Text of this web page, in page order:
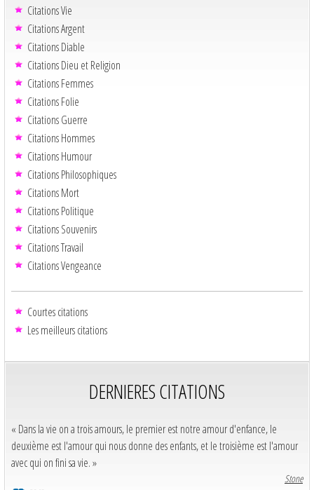
Citations Vie
Citations Argent
Citations Diable
Citations Dieu et Religion
Citations Femmes
Citations Folie
Citations Guerre
Citations Hommes
Citations Humour
Citations Philosophiques
Citations Mort
Citations Politique
Citations Souvenirs
Citations Travail
Citations Vengeance
Courtes citations
Les meilleurs citations
DERNIERES CITATIONS
« Dans la vie on a trois amours, le premier est notre amour d'enfance, le
deuxième est l'amour qui nous donne des enfants, et le troisième est l'amour
avec qui on fini sa vie. »
Stone